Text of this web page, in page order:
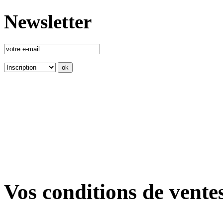
Newsletter
Vos conditions de